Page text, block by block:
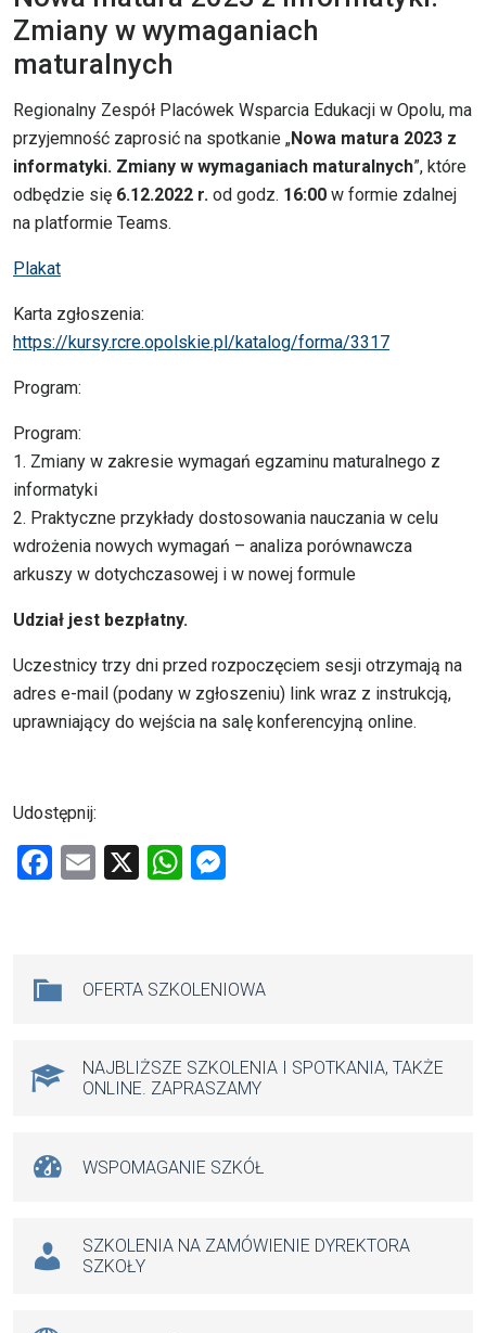
Zmiany w wymaganiach
maturalnych
Regionalny Zespół Placówek Wsparcia Edukacji w Opolu, ma
przyjemność zaprosić na spotkanie „Nowa matura 2023 z
informatyki. Zmiany w wymaganiach maturalnych”, które
odbędzie się 6.12.2022 r. od godz. 16:00 w formie zdalnej
na platformie Teams.
Plakat
Karta zgłoszenia:
https://kursy.rcre.opolskie.pl/katalog/forma/3317
Program:
Program:
1. Zmiany w zakresie wymagań egzaminu maturalnego z
informatyki
2. Praktyczne przykłady dostosowania nauczania w celu
wdrożenia nowych wymagań – analiza porównawcza
arkuszy w dotychczasowej i w nowej formule
Udział jest bezpłatny.
Uczestnicy trzy dni przed rozpoczęciem sesji otrzymają na
adres e-mail (podany w zgłoszeniu) link wraz z instrukcją,
uprawniający do wejścia na salę konferencyjną online.
Udostępnij:
F
o
k
E
X
W
A
p
g
OFERTA SZKOLENIOWA
NAJBLIŻSZE SZKOLENIA I SPOTKANIA, TAKŻE
ONLINE. ZAPRASZAMY
WSPOMAGANIE SZKÓŁ
SZKOLENIA NA ZAMÓWIENIE DYREKTORA
SZKOŁY